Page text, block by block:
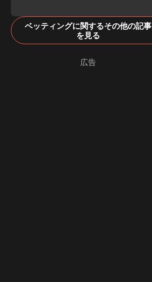
ベッティングに関するその他の記事
を見る